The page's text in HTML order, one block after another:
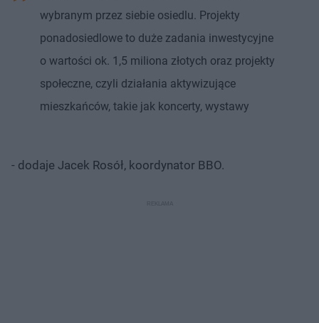
wybranym przez siebie osiedlu. Projekty
ponadosiedlowe to duże zadania inwestycyjne
o wartości ok. 1,5 miliona złotych oraz projekty
społeczne, czyli działania aktywizujące
mieszkańców, takie jak koncerty, wystawy
- dodaje Jacek Rosół, koordynator BBO.